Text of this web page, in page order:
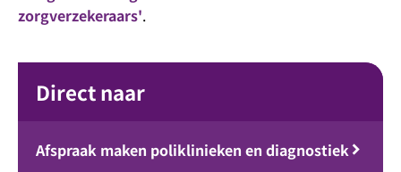
zorgverzekeraars'.
Direct naar
Afspraak maken poliklinieken en diagnostiek